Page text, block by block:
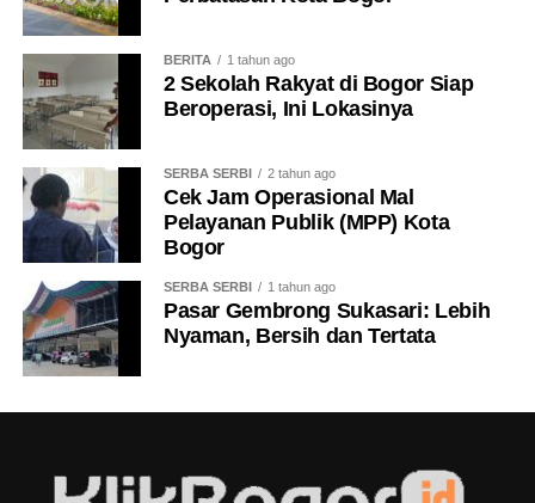
menurunkan angka kemiskinan, mengurangi
pengangguran, serta meningkatkan kualitas kesehatan
“Ini menjadi konsen Gubernur Jawa Barat untuk
meningkatkan kesejahteraan masyarakat menuju Jawa
Barat istimewa,” pungkasnya.
(hrs)
BERITA 1 tahun ago
2 Sekolah Rakyat di Bogor Siap
Beroperasi, Ini Lokasinya
SERBA SERBI 2 tahun ago
Cek Jam Operasional Mal
Pelayanan Publik (MPP) Kota
Bogor
SERBA SERBI 1 tahun ago
Pasar Gembrong Sukasari: Lebih
Nyaman, Bersih dan Tertata